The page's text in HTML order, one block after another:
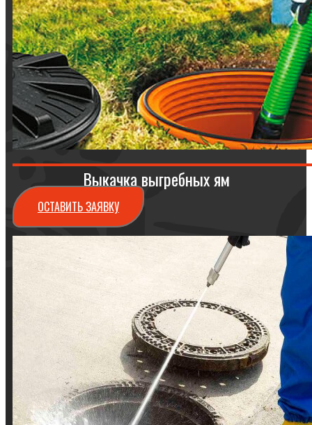
Выкачка выгребных ям
ОСТАВИТЬ ЗАЯВКУ